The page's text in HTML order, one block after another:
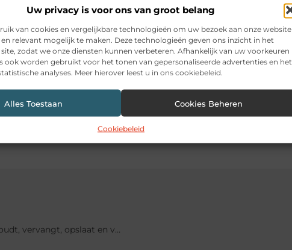
Uw privacy is voor ons van groot belang
van cookies en vergelijkbare technologieën om uw bezoek aan onze website
relevant mogelijk te maken. Deze technologieën geven ons inzicht in het
zodat we onze diensten kunnen verbeteren. Afhankelijk van uw voorkeuren
ook worden gebruikt voor het tonen van gepersonaliseerde advertenties en het
analyses. Meer hierover leest u in ons cookiebeleid.
Alles Toestaan Cookies Beheren
Cookiebeleid
een vakantiewoning? ▼
Pinterest LinkedIn
Hoe je verkeersborden op de juiste manier bewaart, onderhoudt, vervangt, opslaat en vervoert